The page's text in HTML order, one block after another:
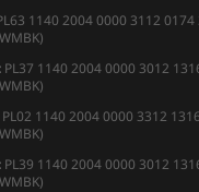
1140 2004 0000 3112 0174
PL37 1140 2004 0000 3012
PL02 1140 2004 0000 3312
PL39 1140 2004 0000 3012